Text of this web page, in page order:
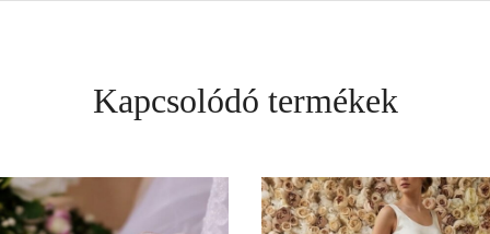
Kapcsolódó termékek